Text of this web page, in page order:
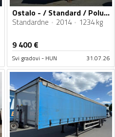
Ostalo - / Standard / Poluprikolica sa Ceradom / IMP-4652
Standardne 2014 1234 kg
9 400€
Svi gradovi - HUN 31.07.26